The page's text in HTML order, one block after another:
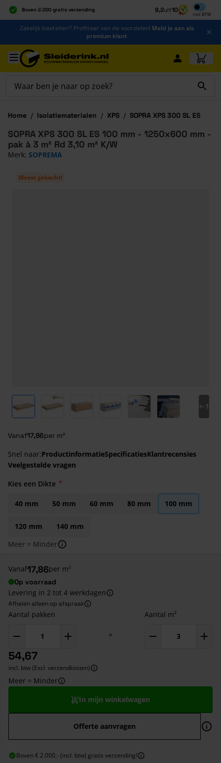
Boven 2.000 gratis verzending
Al 40 jaar dé specialist
Alles onder één dak
9,2uit10
Incl BTW
Inclusief
Ga naar de inhoud
Zakelijk bestellen? Profiteer van de voordelen! Meld je aan als
premium klant
Ga naar hoofdinhoud
Home / Isolatiematerialen / XPS / SOPRA XPS 300 SL ES
Meest gekocht!
View larger imageView larger imageView larger imageView larger image
View larger image
View larger
+-1
Vanaf17,86per m²
SOPRA XPS 300 SL ES 100 mm - 1250x600 mm -
pak à 3 m² Rd 3,10 m² K/W
Merk: SOPREMA
Snel naar:ProductinformatieSpecificatiesKlantrecensies
Veelgestelde vragen
Kies een Dikte
40 mm 50 mm 60 mm 80 mm 100 mm
120 mm
140 mm
Meer = Minder
Vanaf17,86per m²
Op voorraad
Levering in 2 tot 4 werkdagen
Afhalen alleen op afspraak
Aantal pakken
=
Aantal m²
54,67
incl. btw (Excl. verzendkosten)
Meer = Minder
In mijn winkelwagen
Offerte aanvragen
Boven € 2.000,- (incl. btw) gratis verzending!